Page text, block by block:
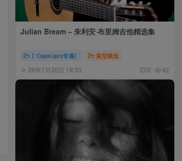
Julian Bream – 朱利安·布里姆吉他精选集
〖OppsUpro专属〗 索尼精选
26年7月20日 18:53 0 42